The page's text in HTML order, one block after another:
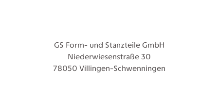
GS Form- und Stanzteile GmbH
Niederwiesenstraße 30
78050 Villingen-Schwenningen